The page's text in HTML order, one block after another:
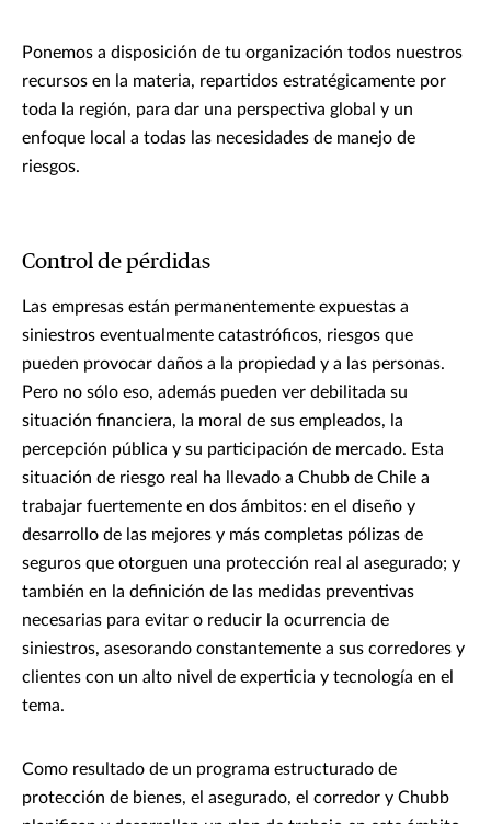
Ponemos a disposición de tu organización todos nuestros
recursos en la materia, repartidos estratégicamente por
toda la región, para dar una perspectiva global y un
enfoque local a todas las necesidades de manejo de
riesgos.
Control de pérdidas
Las empresas están permanentemente expuestas a
siniestros eventualmente catastróficos, riesgos que
pueden provocar daños a la propiedad y a las personas.
Pero no sólo eso, además pueden ver debilitada su
situación financiera, la moral de sus empleados, la
percepción pública y su participación de mercado. Esta
situación de riesgo real ha llevado a Chubb de Chile a
trabajar fuertemente en dos ámbitos: en el diseño y
desarrollo de las mejores y más completas pólizas de
seguros que otorguen una protección real al asegurado; y
también en la definición de las medidas preventivas
necesarias para evitar o reducir la ocurrencia de
siniestros, asesorando constantemente a sus corredores y
clientes con un alto nivel de experticia y tecnología en el
tema.
Como resultado de un programa estructurado de
protección de bienes, el asegurado, el corredor y Chubb